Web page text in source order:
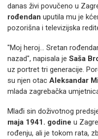
danas živi povučeno u
rođendan uputila mu je
pozorišna i televizijska
"Moj heroj... Sretan
nazad", napisala je Saša
uz portret tri generacije.
su njen otac Aleksandar
mlada zagrebačka
Mlađi sin doživotnog
maja 1941. godine u
rođenju, ali je tokom rata,